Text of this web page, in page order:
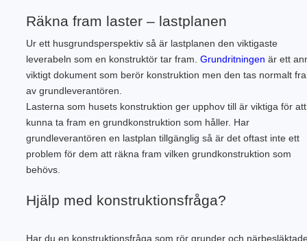
SÄTTNINGSSKADOR
KANTELEMENT
TJÄLDJUP
VATTENBUREN GOLVVÄRME
Räkna fram laster – lastplanen
Ur ett husgrundsperspektiv så är lastplanen den viktigaste
leverabeln som en konstruktör tar fram. Grundritningen är ett
viktigt dokument som berör konstruktion men den tas normalt
av grundleverantören.
Lasterna som husets konstruktion ger upphov till är viktiga för att
kunna ta fram en grundkonstruktion som håller. Har
grundleverantören en lastplan tillgänglig så är det oftast inte ett
problem för dem att räkna fram vilken grundkonstruktion som
behövs.
Hjälp med konstruktionsfråga?
Har du en konstruktionsfråga som rör grunder och